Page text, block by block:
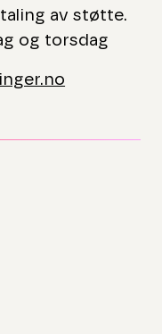
av støtte.
og torsdag